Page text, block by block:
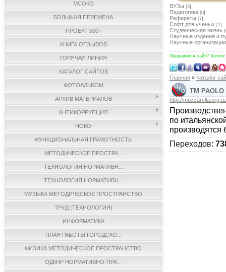
МСОКО
БОЛЬШАЯ ПЕРЕМЕНА
ПРОЕКТ 500+
КНИГА ОТЗЫВОВ
ГОРЯЧАЯ ЛИНИЯ
КАТАЛОГ САЙТОВ
ФОТОАЛЬБОМ
АРХИВ МАТЕРИАЛОВ
АНТИКОРРУПЦИЯ
НОКО
ФУНКЦИОНАЛЬНАЯ ГРАМОТНОСТЬ
МЕТОДИЧЕСКОЕ ПРОСТРА...
ТЕХНОЛОГИЯ НОРМАТИВН...
ТЕХНОЛОГИЯ НОРМАТИВН...
МУЗЫКА МЕТОДИЧЕСКОЕ ПРОСТРАНСТВО
ТРУД (ТЕХНОЛОГИЯ)
ИНФОРМАТИКА
ПЛАН РАБОТЫ ГОРОДСКО...
ФИЗИКА МЕТОДИЧЕСКОЕ ПРОСТРАНСТВО
ОДКНР НОРМАТИВНО-ПРА...
ВУЗы [3]
Педагогика [0]
Рефераты [7]
Софт для ученых [1]
Студенческая жизнь
Научные издания и
Научные организации
Понравился сайт?
Главная » Каталог
ТМ PAOLO
http://
по
производятся
Переходов: